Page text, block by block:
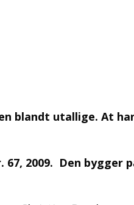
blandt utallige. At
2009. Den bygger